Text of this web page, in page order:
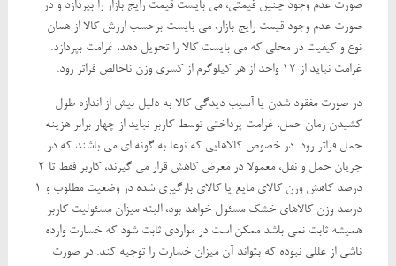
صورت عدم وجود چنین قیمتی، می بایست قیمت رایج بازار را بپردازد و در
صورت عدم وجود قیمت رایج بازار، می بایست برحسب ارزش کالا از همان
نوع و کیفیت در محلی که می بایست کالا را تحویل دهد، غرامت بپردازد.
غرامت نباید از 17 واحد از هر کیلوگرم از کسری وزن ناخالص فراتر رود.
در صورت مفقود شدن یا آسیب دیدگی کالا به دلیل بیش از اندازه طول
کشیدن زمان حمل، غرامت پرداختی توسط کاربر نباید از چهار برابر هزینه
حمل فراتر رود. در خصوص کالاهایی که نوعا به گونه ای می باشند که در
جریان حمل و نقل، معمولا در معرض کاهش قرار می گیرند، کاربر فقط تا 2
درصد کاهش وزن کالای مایع یا کالای بارگیری شده در وضعیت مطلوب و 1
درصد وزن کالاهای خشک مسئول خواهد بود، البته میزان مسئولیت کاربر
همیشه ثابت نمی باشد ممکن است در مواردی ثابت شود که خسارت وارده
ناشی از عللی نبوده که بتواند آن میزان خسارت را توجیه کند. در صورت